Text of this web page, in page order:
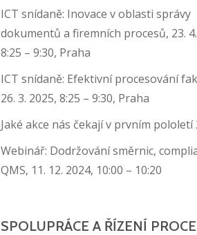
ICT snídaně: Inovace v oblasti správy
dokumentů a firemních procesů, 23.
8:25 – 9:30, Praha
ICT snídaně: Efektivní procesování
26. 3. 2025, 8:25 – 9:30, Praha
Jaké akce nás čekají v prvním pololetí
Webinář: Dodržování směrnic,
QMS, 11. 12. 2024, 10:00 – 10:20
SPOLUPRÁCE A ŘÍZENÍ